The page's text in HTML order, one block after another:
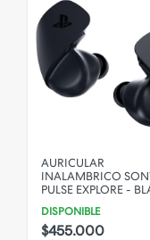
AURICULAR
INALAMBRICO
PULSE EXPLORE -
DISPONIBLE
$455.000